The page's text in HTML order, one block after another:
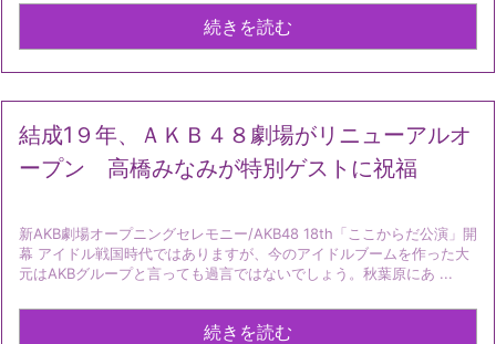
続きを読む
結成1９年、ＡＫＢ４８劇場がリニューアルオ
ープン 高橋みなみが特別ゲストに祝福
新AKB劇場オープニングセレモニー/AKB48 18th「ここからだ公演」開
幕 アイドル戦国時代ではありますが、今のアイドルブームを作った大
元はAKBグループと言っても過言ではないでしょう。秋葉原にあ ...
続きを読む